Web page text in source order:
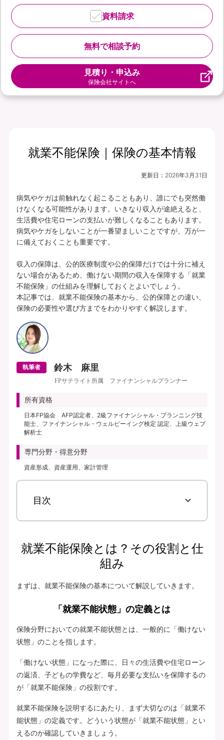
無料で相談予約
資料請求
見積り・申込み
保険会社サイトへ
就業不能保険｜保険の基本情報
更新日： 2026年3月31日
病気やケガは前触れなく起こることもあり、誰にでも突然働
けなくなる可能性があります。いきなり収入が途絶えると、
生活費や住宅ローンの支払いが難しくなることもあります。
病気やケガをしないことが一番望ましいことですが、万が一
に備えておくことも重要です。
収入の保障は、公的医療制度や公的保障だけでは十分に補え
ない場合があるため、働けない期間の収入を保障する「就業
不能保険」の仕組みを理解しておくとよいでしょう。
本記事では、就業不能保険の基本から、公的保障との違い、
執筆者 鈴木 麻里
FPサテライト所属 ファイナンシャルプランナー
所有資格
日本FP協会 AFP認定者、2級ファイナンシャル・プランニング技
能士、ファイナンシャル・ウェルビーイング検定 認定、上級ウェブ
解析士
専門分野・得意分野
資産形成、資産運用、家計管理
目次
就業不能保険とは？その役割と仕
組み
まずは、就業不能保険の基本について解説していきます。
「就業不能状態」の定義とは
保険分野においての就業不能状態とは、一般的に「働けない
状態」のことを指します。
「働けない状態」になった際に、日々の生活費や住宅ローン
の返済、子どもの学費など、毎月必要な支払いを保障するの
が「就業不能保険」の役割です。
就業不能保険を説明するにあたり、まず大切なのは「就業不
能状態」の定義です。どういう状態が「就業不能状態」とい
えるのか確認していきましょう。